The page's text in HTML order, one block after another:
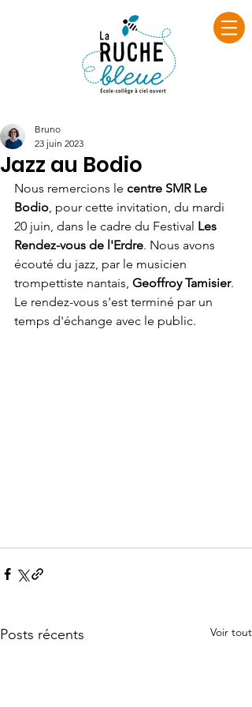
Jazz au Bodio
Bruno
23 juin 2023
Nous remercions le centre SMR Le
Bodio, pour cette invitation, du mardi
20 juin, dans le cadre du Festival Les
Rendez-vous de l'Erdre. Nous avons
écouté du jazz, par le musicien
trompettiste nantais, Geoffroy Tamisier.
Le rendez-vous s'est terminé par un
temps d'échange avec le public.
Posts récents Voir tout